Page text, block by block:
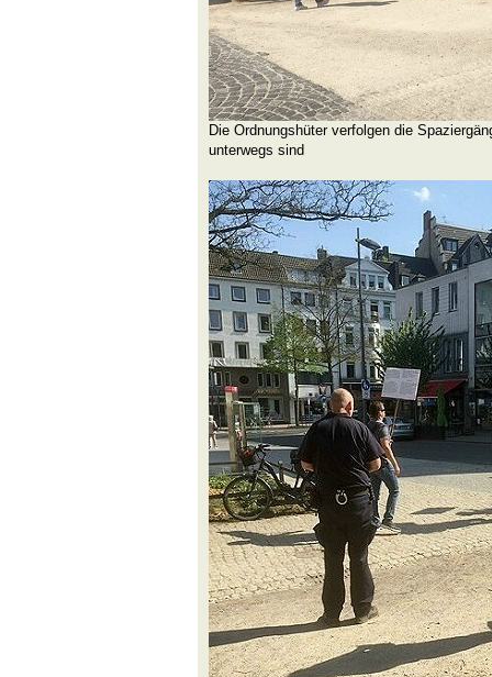
Die Ordnungshüter verfolgen die
unterwegs sind